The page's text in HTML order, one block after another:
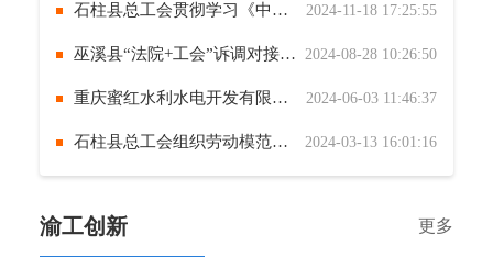
石柱县总工会贯彻学习《中共中央国务院关于深化产业工人队伍建设改革的意见》 2024-11-18 17:25:55
巫溪县“法院+工会”诉调对接为民解“薪愁” 2024-08-28 10:26:50
重庆蜜红水利水电开发有限公司工会委员会开展“童心向党·健康成长”儿童节关爱活动 2024-06-03 11:46:37
石柱县总工会组织劳动模范、 工会干部职工开展春季义务植树活动 2024-03-13 16:01:16
渝工创新 更多